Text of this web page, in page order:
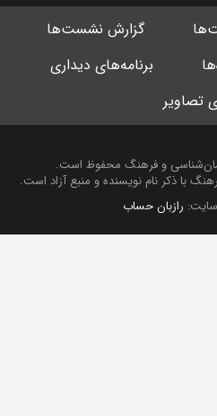
گزارش نشست‌ها
برنامه‌های دیداری
تصاویر
و فرهنگ محفوظ است.
با ذکر نام نویسنده و منبع آزاد است.
رازبان حساب